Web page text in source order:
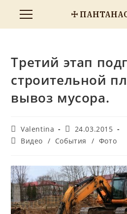
☩
Третий этап
строительной
вывоз мусора.
Valentina
24.03.2015
Видео / События / Фото